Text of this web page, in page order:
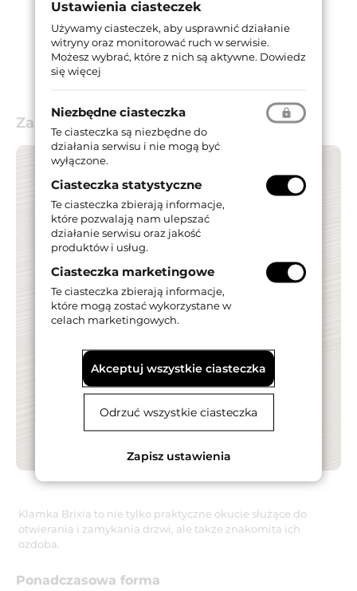
Zastosowanie
Klamka Brixia to nie tylko praktyczne okucie służące do
otwierania i zamykania drzwi, ale także znakomita ich
ozdoba.
Ponadczasowa forma
Ustawienia ciasteczek
Używamy ciasteczek, aby usprawnić działanie
witryny oraz monitorować ruch w serwisie.
Możesz wybrać, które z nich są aktywne. Dowiedz
się więcej
Niezbędne ciasteczka
Te ciasteczka są niezbędne do
działania serwisu i nie mogą być
wyłączone.
Ciasteczka statystyczne
Te ciasteczka zbierają informacje,
które pozwalają nam ulepszać
działanie serwisu oraz jakość
produktów i usług.
Ciasteczka marketingowe
Te ciasteczka zbierają informacje,
które mogą zostać wykorzystane w
celach marketingowych.
Akceptuj wszystkie ciasteczka
Odrzuć wszystkie ciasteczka
Zapisz ustawienia